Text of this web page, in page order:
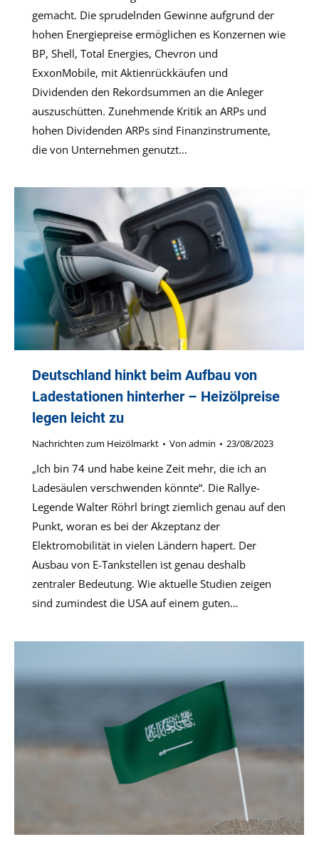
gemacht. Die sprudelnden Gewinne aufgrund der
hohen Energiepreise ermöglichen es Konzernen wie
BP, Shell, Total Energies, Chevron und
ExxonMobile, mit Aktienrückkäufen und
Dividenden den Rekordsummen an die Anleger
auszuschütten. Zunehmende Kritik an ARPs und
hohen Dividenden ARPs sind Finanzinstrumente,
die von Unternehmen genutzt…
Deutschland hinkt beim Aufbau von
Ladestationen hinterher – Heizölpreise
legen leicht zu
Nachrichten zum Heizölmarkt Von admin 23/08/2023
„Ich bin 74 und habe keine Zeit mehr, die ich an
Ladesäulen verschwenden könnte“. Die Rallye-
Legende Walter Röhrl bringt ziemlich genau auf den
Punkt, woran es bei der Akzeptanz der
Elektromobilität in vielen Ländern hapert. Der
Ausbau von E-Tankstellen ist genau deshalb
zentraler Bedeutung. Wie aktuelle Studien zeigen
sind zumindest die USA auf einem guten…